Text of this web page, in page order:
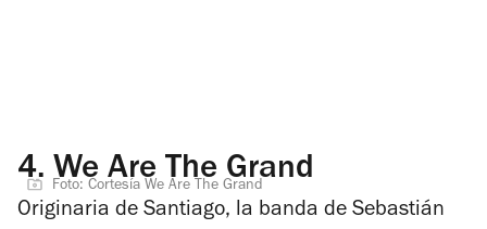
4. We Are The Grand
Foto: Cortesía We Are The Grand
Originaria de Santiago, la banda de Sebastián